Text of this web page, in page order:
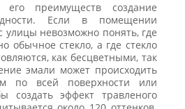
преимуществ создание
Если в помещении
улицы невозможно понять, где
обычное стекло, а где стекло
как бесцветными, так
эмали может происходить
по всей поверхности или
создать эффект травленого